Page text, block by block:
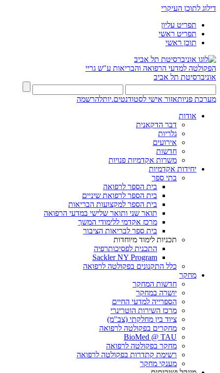
דילוג לתוכן העיקרי
תפריט עליון
תפריט ראשי
תוכן ראשי
הפקולטה למדעי הרפואה והבריאות ע"ש גריי
אוניברסיטת תל אביב
מערכת פניותאזור אישי לסטודנטים.יותלהרשמה
אודות
דבר הדקאנית
גלריות
אירועים
חדשות
משרות אקדמיות פנויות
יחידות אקדמיות
בתי ספר
בית הספר לרפואה
בית הספר לרפואת שיניים
בית הספר למקצועות הבריאות
תואר שני ותואר שלישי במדעי הרפואה
מרכז אקדמי ללימודי המשך
בית ספר לבריאות הציבור
תכניות לימוד מיוחדות
התכנית לפסיכותרפיה
Sackler NY Program
כלל התקנונים בפקולטה לרפואה
מחקר
חדשות המחקר
יושרה במחקר
הספרייה למדעי החיים
מרכז השירות הוטרינרי
ציוד בין מחלקתי (צב"מ)
מחקרים בפקולטה לרפואה
BioMed @ TAU
מחקר בפקולטה לרפואה
רשימת קתדרות בפקולטה לרפואה
מענקי מחקר